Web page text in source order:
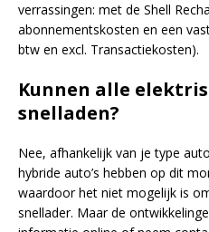
verrassingen: met de Shell
abonnementskosten en een
btw en excl. Transactiekosten).
Kunnen alle
snelladen?
Nee, afhankelijk van je type
hybride auto’s hebben op dit
waardoor het niet mogelijk is
snellader. Maar de